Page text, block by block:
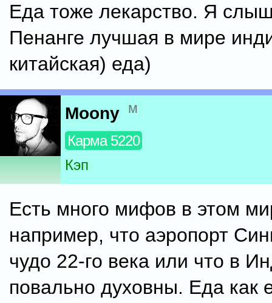
Еда тоже лекарство. Я
Пенанге лучшая в мире
китайская) еда)
Moony м
Карма 5220
Кэп
Есть много мифов в этом
например, что аэропорт
чудо 22-го века или что в
повально духовны. Еда как